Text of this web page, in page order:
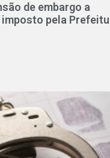
de embargo a
pela